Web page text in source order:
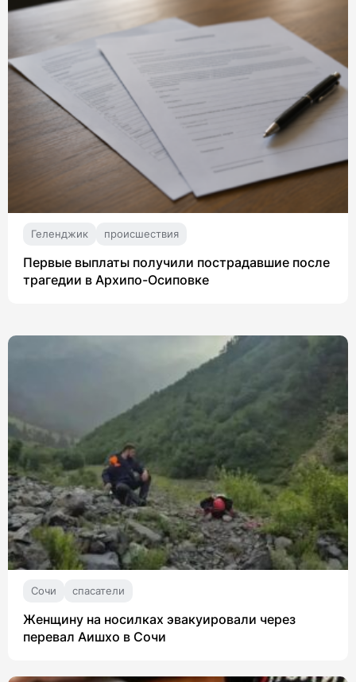
Геленджик происшествия
Первые выплаты получили пострадавшие после
трагедии в Архипо-Осиповке
Сочи спасатели
Женщину на носилках эвакуировали через
перевал Аишхо в Сочи